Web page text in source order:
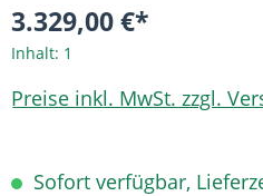
3.329,00 €*
Inhalt: 1
Preise inkl. MwSt. zzgl.
Sofort verfügbar,